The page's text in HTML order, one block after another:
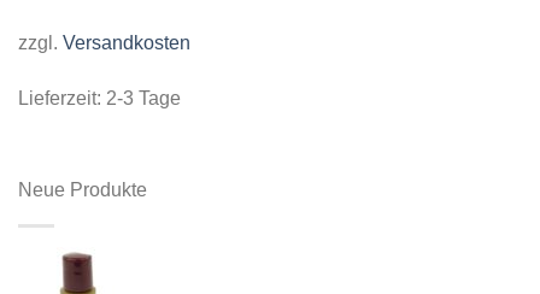
zzgl. Versandkosten
Lieferzeit: 2-3 Tage
Neue Produkte